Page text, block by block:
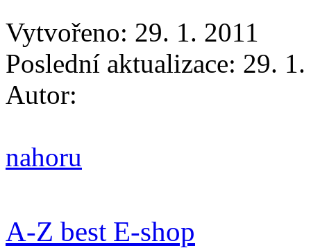
Vytvořeno: 29. 1. 2011
Poslední aktualizace: 29.
Autor:
nahoru
A-Z best E-shop